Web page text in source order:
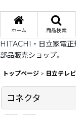
ホーム 商品検索
HITACHI・日立家電正
部品販売ショップ。
トップページ > 日立テレビ
コネクタ